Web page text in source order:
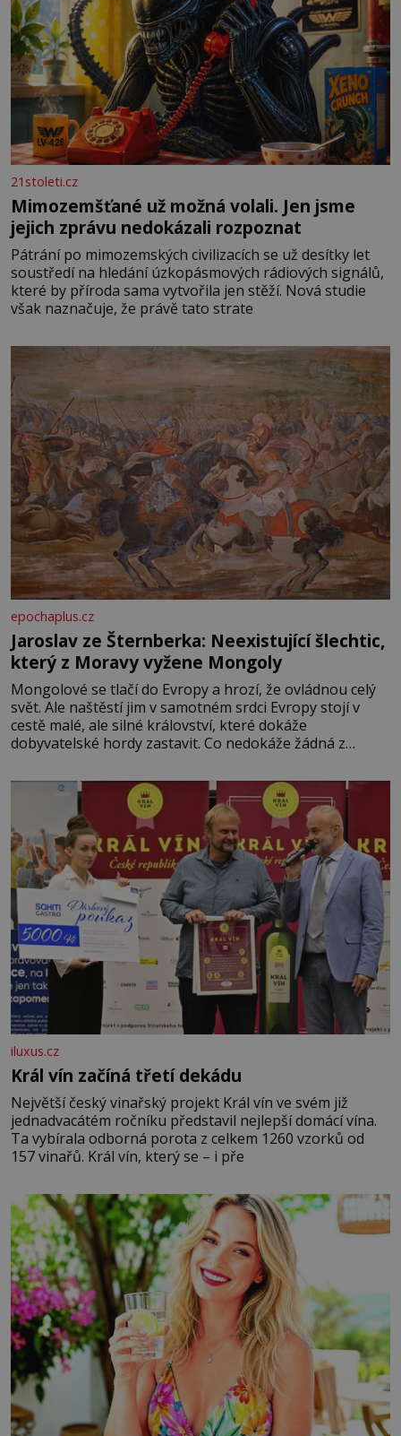
21stoleti.cz
Mimozemšťané už možná volali. Jen jsme
jejich zprávu nedokázali rozpoznat
Pátrání po mimozemských civilizacích se už desítky let
soustředí na hledání úzkopásmových rádiových signálů,
které by příroda sama vytvořila jen stěží. Nová studie
však naznačuje, že právě tato strate
epochaplus.cz
Jaroslav ze Šternberka: Neexistující šlechtic,
který z Moravy vyžene Mongoly
Mongolové se tlačí do Evropy a hrozí, že ovládnou celý
svět. Ale naštěstí jim v samotném srdci Evropy stojí v
cestě malé, ale silné království, které dokáže
dobyvatelské hordy zastavit. Co nedokáže žádná z
král. Nebo že by ne? Mongolové od roku 1223 postupují
podél Kaspického a Azovského moře,
iluxus.cz
Král vín začíná třetí dekádu
Největší český vinařský projekt Král vín ve svém již
jednadvacátém ročníku představil nejlepší domácí vína.
Ta vybírala odborná porota z celkem 1260 vzorků od
157 vinařů. Král vín, který se – i pře